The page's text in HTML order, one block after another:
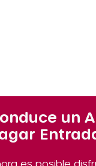
un
es posible